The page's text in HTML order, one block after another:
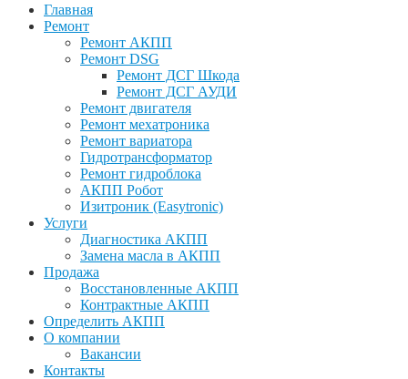
Главная
Ремонт
Ремонт АКПП
Ремонт DSG
Ремонт ДСГ Шкода
Ремонт ДСГ АУДИ
Ремонт двигателя
Ремонт мехатроника
Ремонт вариатора
Гидротрансформатор
Ремонт гидроблока
АКПП Робот
Изитроник (Easytronic)
Услуги
Диагностика АКПП
Замена масла в АКПП
Продажа
Восстановленные АКПП
Контрактные АКПП
Определить АКПП
О компании
Вакансии
Контакты